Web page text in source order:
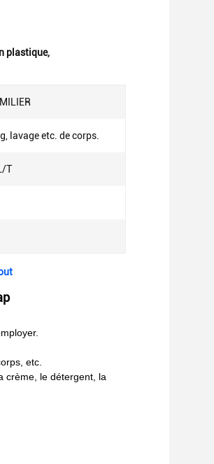
plastique,
lavage etc. de corps.
T
etc.
crème, le détergent, la